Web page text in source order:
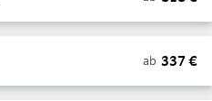
ab 337 €